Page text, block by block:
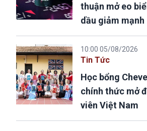
thuận mở eo
dầu giảm mạnh
10:00 05/08/2026
Tin Tức
Học bổng
chính thức mở
viên Việt Nam